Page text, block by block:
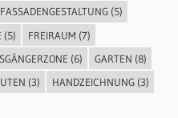
FASSADENGESTALTUNG(5)
(5) FREIRAUM (7)
(6) GARTEN (8)
(3) HANDZEICHNUNG(3)